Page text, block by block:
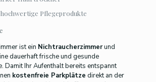
Pflegeprodukte
ist ein Nichtraucherzimmerund
dauerhaft frische und gesunde
Damit Ihr Aufenthalt bereits entspannt
kostenfreie Parkplätze direkt an der